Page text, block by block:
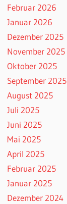
Februar 2026
Januar 2026
Dezember 2025
November 2025
Oktober 2025
September 2025
August 2025
Juli 2025
Juni 2025
Mai 2025
April 2025
Februar 2025
Januar 2025
Dezember 2024